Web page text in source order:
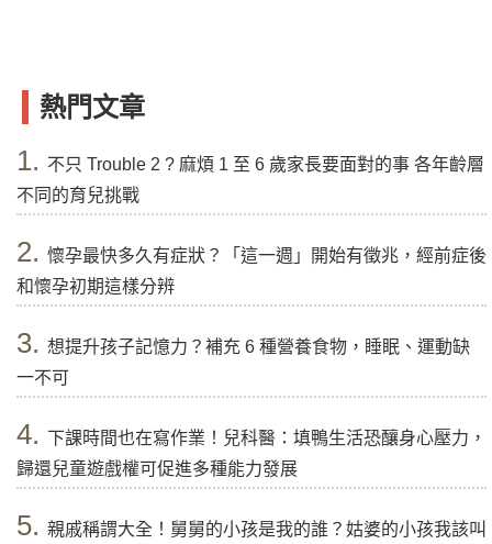
熱門文章
1. 不只 Trouble 2 ? 麻煩 1 至 6 歲家長要面對的事 各年齡層
不同的育兒挑戰
2. 懷孕最快多久有症狀？「這一週」開始有徵兆，經前症後
和懷孕初期這樣分辨
3. 想提升孩子記憶力？補充 6 種營養食物，睡眠、運動缺
一不可
4. 下課時間也在寫作業！兒科醫：填鴨生活恐釀身心壓力，
歸還兒童遊戲權可促進多種能力發展
5. 親戚稱謂大全！舅舅的小孩是我的誰？姑婆的小孩我該叫